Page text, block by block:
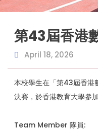
第43屆香港
April 18, 2026
本校學生在「第43屆香港
決賽，於香港教育大學參
Team Member 隊員: